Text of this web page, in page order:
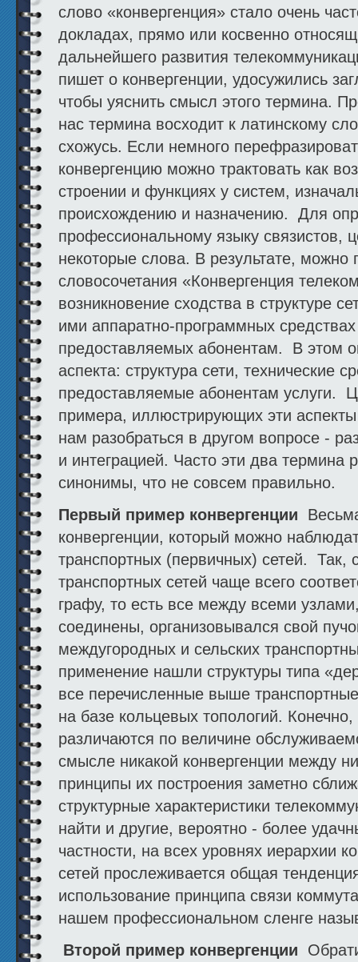
слово «конвергенция» стало очень
докладах, прямо или косвенно
дальнейшего развития
пишет о конвергенции, удосужились
чтобы уяснить смысл этого термина.
нас термина восходит к латинскому
схожусь. Если немного
конвергенцию можно трактовать как
строении и функциях у систем,
происхождению и назначению. Для
профессиональному языку связистов,
некоторые слова. В результате, можно
словосочетания «Конвергенция
возникновение сходства в структуре
ими аппаратно-программных средствах
предоставляемых абонентам. В этом
аспекта: структура сети, технические
предоставляемые абонентам услуги.
примера, иллюстрирующих эти
нам разобраться в другом вопросе -
и интеграцией. Часто эти два термина
синонимы, что не совсем правильно.
Первый пример конвергенции
конвергенции, который можно
транспортных (первичных) сетей. Так,
транспортных сетей чаще всего
графу, то есть все между всеми
соединены, организовывался свой
междугородных и сельских
применение нашли структуры типа
все перечисленные выше
на базе кольцевых топологий. Конечно,
различаются по величине
смысле никакой конвергенции между
принципы их построения заметно
структурные характеристики
найти и другие, вероятно - более
частности, на всех уровнях иерархии
сетей прослеживается общая
использование принципа связи
нашем профессиональном сленге
Второй пример конвергенции